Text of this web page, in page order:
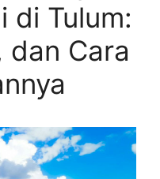
di Tulum:
dan Cara